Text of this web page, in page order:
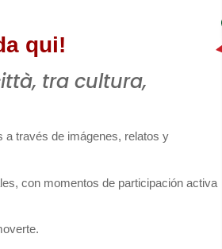
qui!
tra cultura,
a través de imágenes, relatos y
con momentos de participación activa